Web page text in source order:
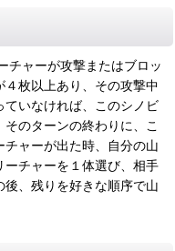
チャーが攻撃またはブロッ
枚以上あり、その攻撃中
いなければ、このシノビ
のターンの終わりに、こ
ャーが出た時、自分の山
チャーを１体選び、相手
、残りを好きな順序で山